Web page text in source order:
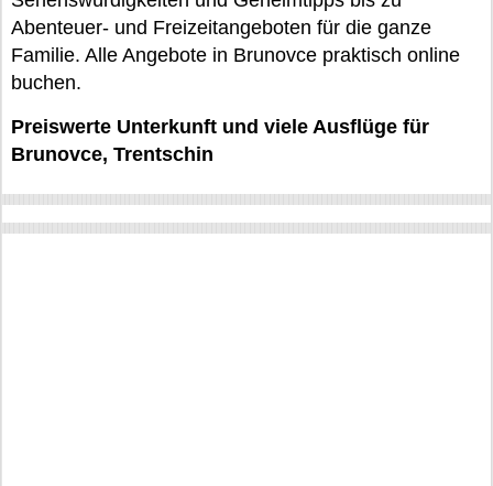
Abenteuer- und Freizeitangeboten für die ganze
Familie. Alle Angebote in Brunovce praktisch online
buchen.
Preiswerte Unterkunft und viele Ausflüge für
Brunovce, Trentschin